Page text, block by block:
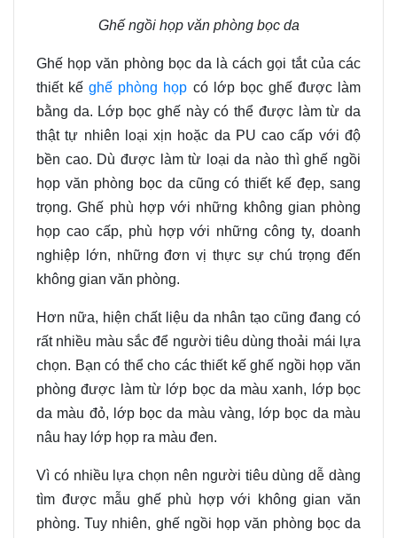
Ghế ngồi họp văn phòng bọc da
Ghế họp văn phòng bọc da là cách gọi tắt của các
thiết kếghế phòng họp có lớp bọc ghếđược làm
bằng da. Lớp bọc ghế này có thể được làm từ da
thật tự nhiên loại xịn hoặc da PU cao cấp với độ
bền cao. Dù được làm từ loại da nào thì ghế ngồi
họp văn phòng bọc da cũng có thiết kế đẹp, sang
trọng. Ghế phù hợp với những không gian phòng
họp cao cấp, phù hợp với những công ty, doanh
nghiệp lớn, những đơn vị thực sự chú trọng đến
không gian văn phòng.
Hơn nữa, hiện chất liệu da nhân tạo cũng đang có
rất nhiều màu sắc để người tiêu dùng thoải mái lựa
chọn. Bạn có thể cho các thiết kế ghế ngồi họp văn
phòng được làm từ lớp bọc da màu xanh, lớp bọc
da màu đỏ, lớp bọc da màu vàng, lớp bọc da màu
nâu hay lớp họp ra màu đen.
Vì có nhiều lựa chọn nên người tiêu dùng dễ dàng
tìm được mẫu ghế phù hợp với không gian văn
phòng. Tuy nhiên, ghế ngồi họp văn phòng bọc da